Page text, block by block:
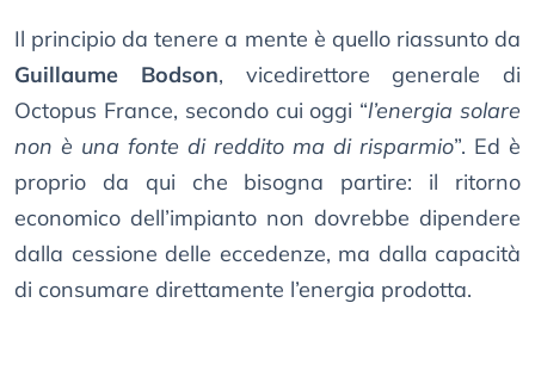
Il principio da tenere a mente è quello riassunto da
Guillaume Bodson, vicedirettore generale di
Octopus France, secondo cui oggi “l’energia solare
non è una fonte di reddito ma di risparmio”. Ed è
proprio da qui che bisogna partire: il ritorno
economico dell’impianto non dovrebbe dipendere
dalla cessione delle eccedenze, ma dalla capacità
di consumare direttamente l’energia prodotta.